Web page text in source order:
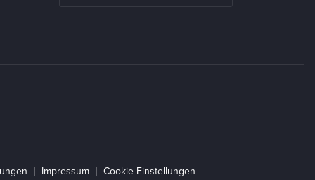
Impressum
Cookie Einstellungen